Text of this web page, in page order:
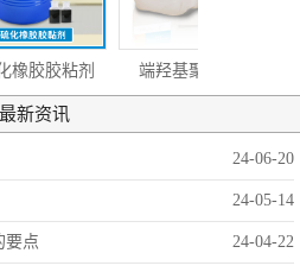
橡胶胶粘剂
TVR10）
端羟基聚丁二烯
最新资讯
24-06-20
24-05-14
要点 24-04-22